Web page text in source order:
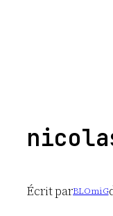
Écrit parBLOmiG